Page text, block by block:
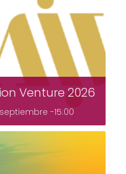
Venture 2026
-15:00